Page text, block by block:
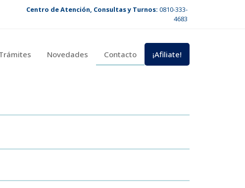
Centro de Atención, Consultas y Turnos: 0810-333-
4683
Novedades Contacto ¡Afiliate!